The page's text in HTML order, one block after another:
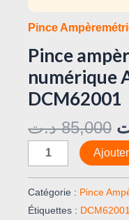
Pince
Pince
numérique
DCM62001
85,000 د.ت
Catégorie : Pince
Étiquettes :